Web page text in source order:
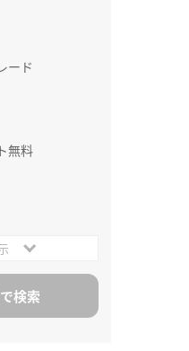
ード
無料